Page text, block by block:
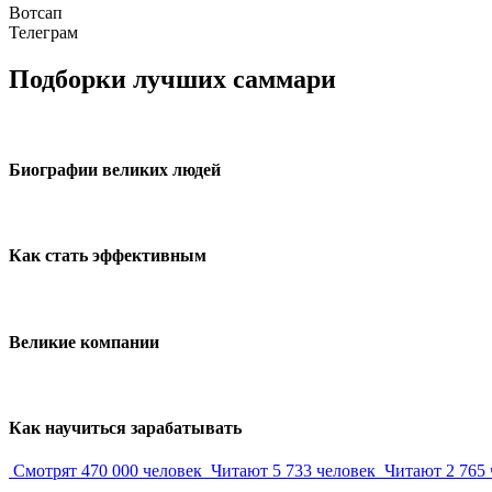
Вотсап
Телеграм
Подборки лучших саммари
Биографии великих людей
Как стать эффективным
Великие компании
Как научиться зарабатывать
Смотрят 470 000 человек Читают 5 733 человек Читают 2 765